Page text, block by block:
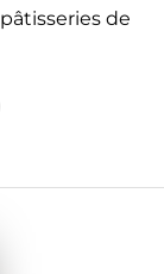
de